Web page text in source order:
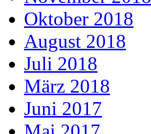
Oktober 2018
August 2018
Juli 2018
März 2018
Juni 2017